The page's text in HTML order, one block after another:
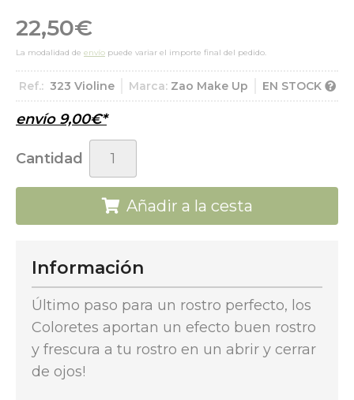
22,50€
La modalidad de envío puede variar el importe final del pedido.
Ref.: 323 Violine Marca: Zao Make Up EN STOCK
envío 9,00€*
Cantidad
Añadir a la cesta
Información
Último paso para un rostro perfecto, los
Coloretes aportan un efecto buen rostro
y frescura a tu rostro en un abrir y cerrar
de ojos!